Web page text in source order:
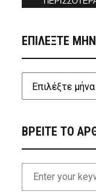
ΕΠΙΛΕΞΤΕ
ΒΡΕΙΤΕ ΤΟ